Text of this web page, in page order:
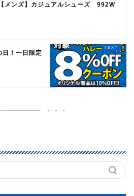
【メンズ】カジュアルシューズ 992W
！一日限定